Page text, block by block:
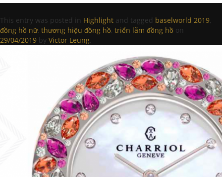
This entry was posted in Highlight and tagged baselworld 2019,
đồng hồ nữ, thương hiệu đồng hồ, triển lãm đồng hồ on
29/04/2019 by Victor Leung.